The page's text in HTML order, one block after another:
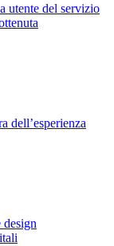
utente del servizio
dell’esperienza
design